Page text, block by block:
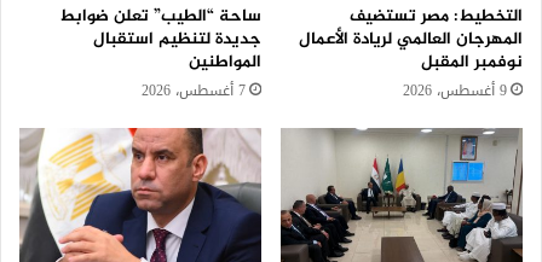
التخطيط: مصر تستضيف
المهرجان العالمي لريادة الأعمال
نوفمبر المقبل
9 أغسطس، 2026
ساحة “الطيب” تعلن ضوابط
جديدة لتنظيم استقبال
المواطنين
7 أغسطس، 2026